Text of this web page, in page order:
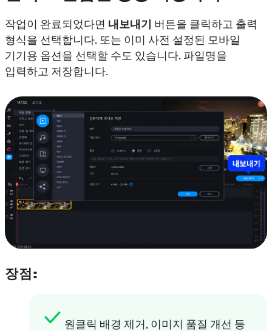
작업이 완료되었다면 내보내기 버튼을 클릭하고 출력
형식을 선택합니다. 또는 이미 사전 설정된 모바일
기기용 옵션을 선택할 수도 있습니다. 파일명을
입력하고 저장합니다.
장점:
원클릭 배경 제거, 이미지 품질 개선 등